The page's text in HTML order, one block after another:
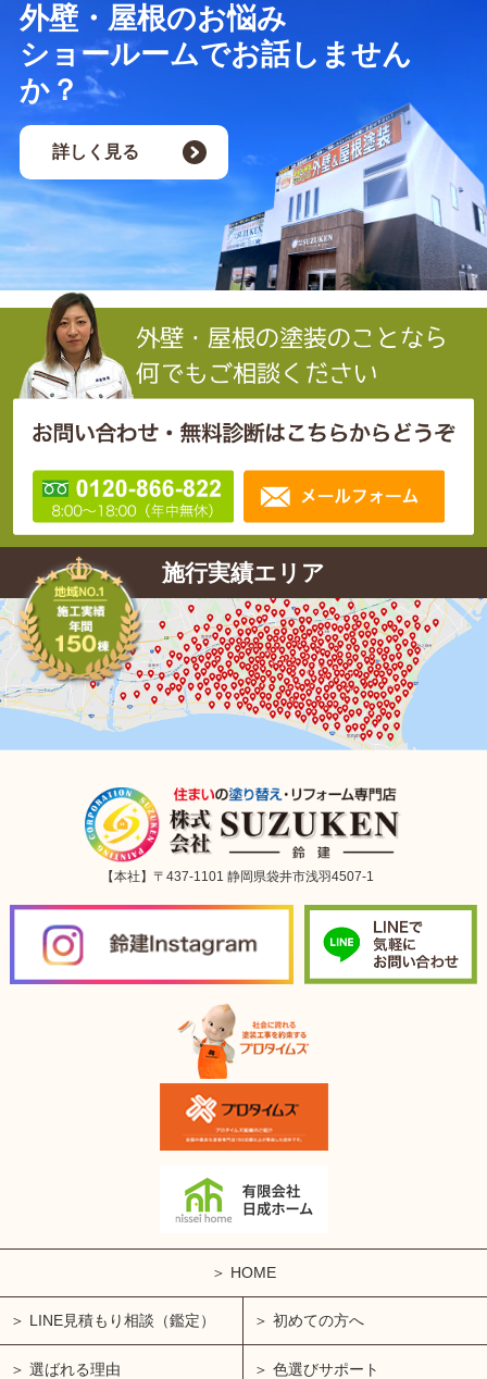
外壁・屋根のお悩み
ショールームでお話しません
か？
詳しく見る
施行実績エリア
【本社】〒437-1101 静岡県袋井市浅羽4507-1
HOME
LINE見積もり相談（鑑定） 初めての方へ
選ばれる理由 色選びサポート